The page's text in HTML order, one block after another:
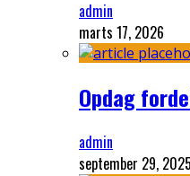
admin
marts 17, 2026
Opdag
admin
september 29, 2025